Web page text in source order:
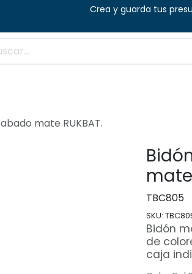
- 14:00 (V) Crea y
mate RUKBAT.
mate
TBC805
SKU:
Bidón
de
caja